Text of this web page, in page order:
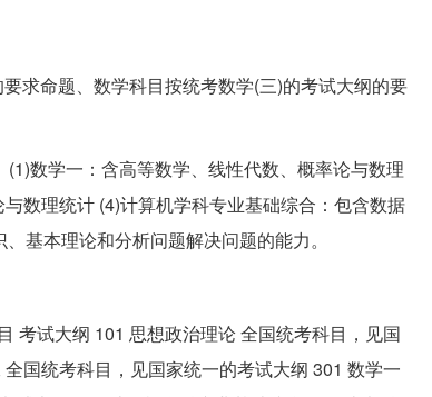
求命题、数学科目按统考数学(三)的考试大纲的要
数学一：含高等数学、线性代数、概率论与数理
数理统计 (4)计算机学科专业基础综合：包含数据
基本理论和分析问题解决问题的能力。
考试大纲 101 思想政治理论 全国统考科目，见国
国统考科目，见国家统一的考试大纲 301 数学一